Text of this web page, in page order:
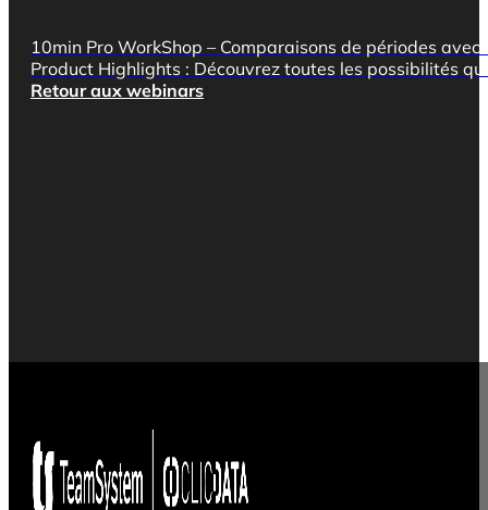
10min Pro WorkShop – Comparaisons de périodes avec
Product Highlights : Découvrez toutes les possibilités
Retour aux webinars